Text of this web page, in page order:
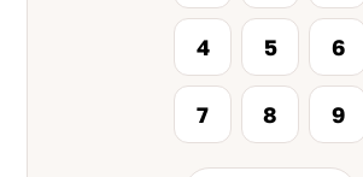
4 5 6
7 8 9